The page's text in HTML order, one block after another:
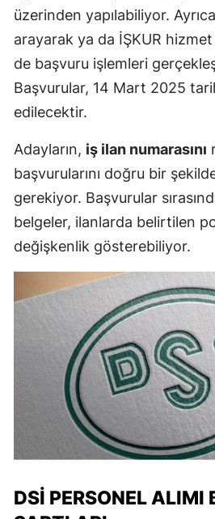
üzerinden yapılabiliyor. Ayrıca
arayarak ya da İŞKUR
de başvuru işlemleri
Başvurular, 14 Mart 2025
edilecektir.
Adayların, iş ilan numarasını
başvurularını doğru bir
gerekiyor. Başvurular
belgeler, ilanlarda belirtilen
değişkenlik gösterebiliyor.
DSİ PERSONEL ALIMI